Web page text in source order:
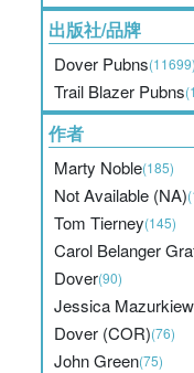
出版社/品牌
Dover Pubns(11699)
Trail Blazer Pubns
作者
Marty Noble(185)
Not Available (NA)
Tom Tierney(145)
Carol Belanger
Dover(90)
Jessica
Dover (COR)(76)
John Green(75)